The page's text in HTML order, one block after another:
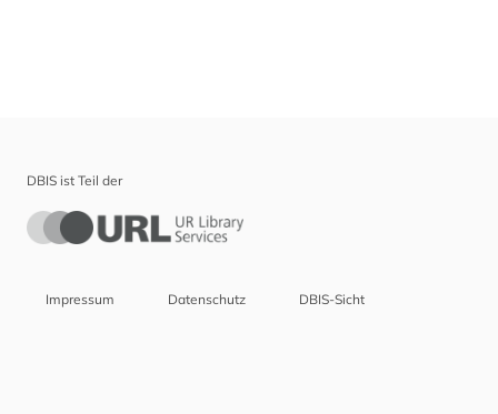
DBIS ist Teil der
Impressum Datenschutz DBIS-Sicht